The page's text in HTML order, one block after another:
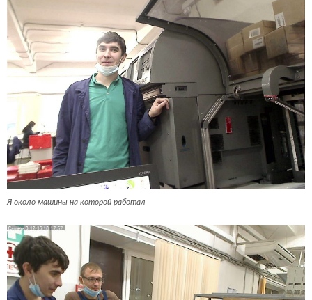
Я около машины на которой работал